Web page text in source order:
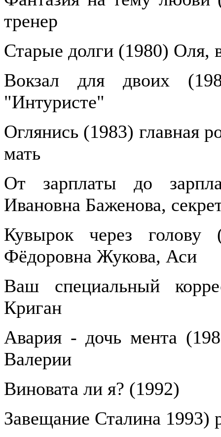
тренер
Старые долги (1980) Оля,
Вокзал для двоих
"Интуристе"
Оглянись (1983) главная
мать
От зарплаты до
Ивановна Баженова,
Кувырок через голову
Фёдоровна Жукова, Аси
Ваш специальный
Криган
Авария - дочь мента
Валерии
Виновата ли я? (1992)
Завещание Сталина 1993)